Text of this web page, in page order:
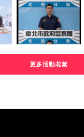
更多活動花絮